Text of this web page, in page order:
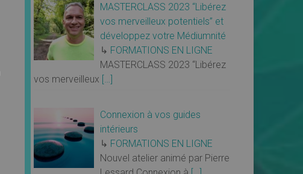
MASTERCLASS 2023 “Libérez
vos merveilleux potentiels” et
développez votre Médiumnité
↳ FORMATIONS EN LIGNE
MASTERCLASS 2023 “Libérez
vos merveilleux […]
Connexion à vos guides
intérieurs
↳ FORMATIONS EN LIGNE
Nouvel atelier animé par Pierre